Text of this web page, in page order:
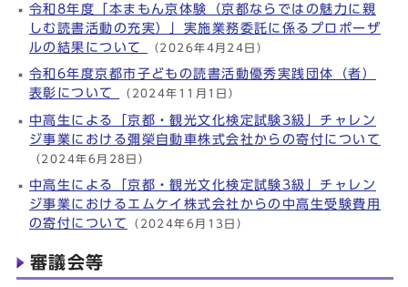
令和8年度「本まもん京体験（京都ならではの魅力に親
しむ読書活動の充実）」実施業務委託に係るプロポーザ
ルの結果について
（2026年4月24日）
令和6年度京都市子どもの読書活動優秀実践団体（者）
表彰について
（2024年11月1日）
中高生による「京都・観光文化検定試験3級」チャレン
ジ事業における彌榮自動車株式会社からの寄付について
（2024年6月28日）
中高生による「京都・観光文化検定試験3級」チャレン
ジ事業におけるエムケイ株式会社からの中高生受験費用
の寄付について
（2024年6月13日）
審議会等